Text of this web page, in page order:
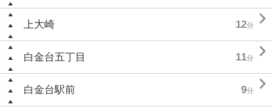
上大崎 12分 
白金台五丁目 11分 
白金台駅前 9分 